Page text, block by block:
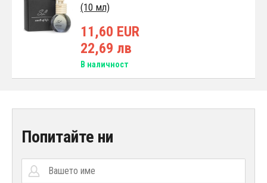
(10 мл)
11,60 EUR
22,69 лв
В наличност
Попитайте ни